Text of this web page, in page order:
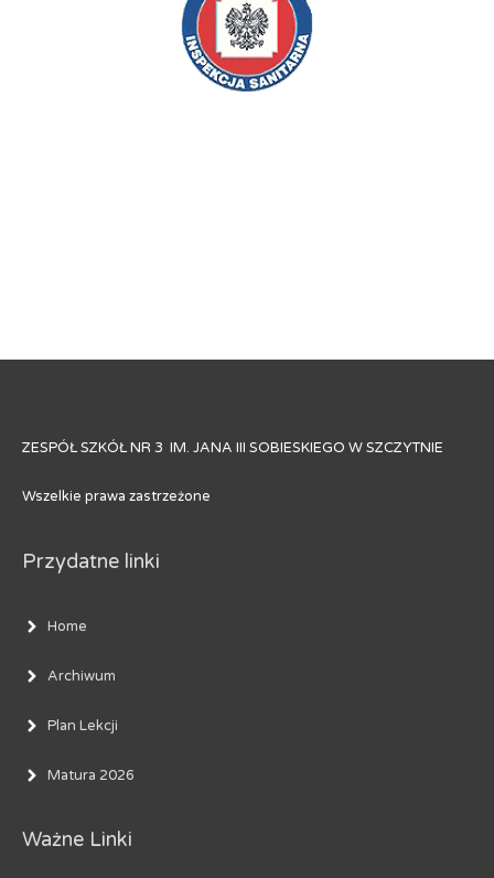
ZESPÓŁ SZKÓŁ NR 3 IM. JANA III SOBIESKIEGO W SZCZYTNIE
Wszelkie prawa zastrzeżone
Przydatne linki
Home
Archiwum
Plan Lekcji
Matura 2026
Ważne Linki